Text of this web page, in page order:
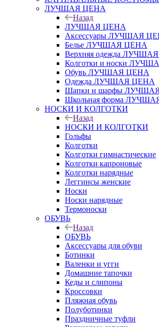
ЛУЧШАЯ ЦЕНА
Назад
ЛУЧШАЯ ЦЕНА
Аксессуары ЛУЧШАЯ
Белье ЛУЧШАЯ ЦЕНА
Верхняя одежда
Колготки и носки
Обувь ЛУЧШАЯ ЦЕНА
Одежда ЛУЧШАЯ ЦЕНА
Шапки и шарфы
Школьная форма
НОСКИ И КОЛГОТКИ
Назад
НОСКИ И КОЛГОТКИ
Гольфы
Колготки
Колготки гимнастические
Колготки капроновые
Колготки нарядные
Леггинсы женские
Носки
Носки нарядные
Термоноски
ОБУВЬ
Назад
ОБУВЬ
Аксессуары для обуви
Ботинки
Валенки и угги
Домашние тапочки
Кеды и слипоны
Кроссовки
Пляжная обувь
Полуботинки
Праздничные туфли